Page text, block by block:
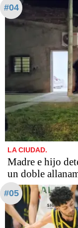
#04
LA CIUDAD.
Madre e hijo
un doble
#05